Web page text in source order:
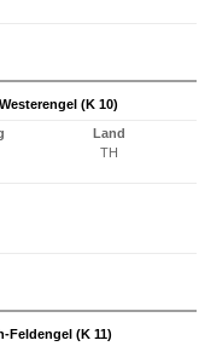
(K 10)
Land
TH
Feldengel (K 11)